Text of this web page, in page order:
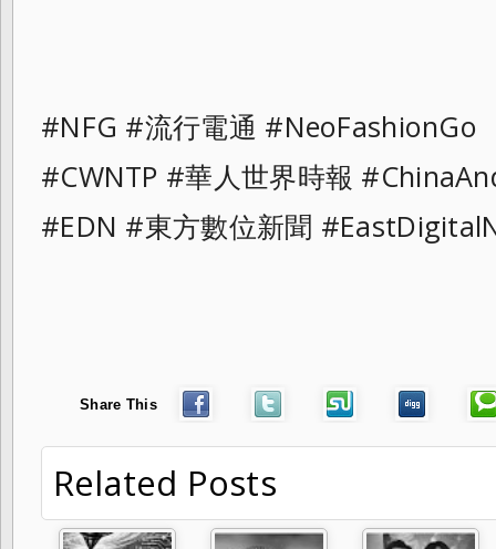
#NFG #流行電通
#CWNTP #華人世界時報
#EDN #東方數位新聞
Share This
Related Posts